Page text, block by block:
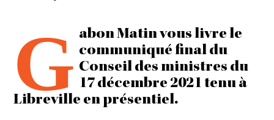
G abon Matin vous livre le
communiqué final du
Conseil des ministres du
17 décembre 2021 tenu à
Libreville en présentiel.